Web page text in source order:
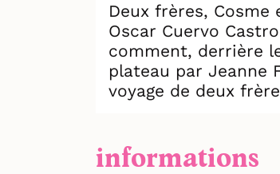
Deux frères,
Oscar Cuervo
comment, derrière
plateau par Jeanne
voyage de deux
informations